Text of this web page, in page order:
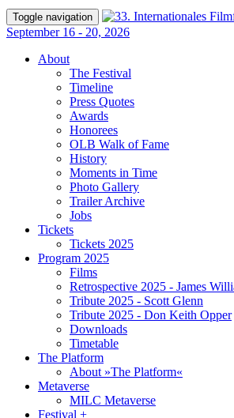
Toggle navigation
September 16 - 20, 2026
About
The Festival
Timeline
Press Quotes
Awards
Honorees
OLB Walk of Fame
History
Moments in Time
Photo Gallery
Trailer Archive
Jobs
Tickets
Tickets 2025
Program 2025
Films
Retrospective 2025 - James
Tribute 2025 - Scott Glenn
Tribute 2025 - Don Keith Opper
Downloads
Timetable
The Platform
About »The Platform«
Metaverse
MILC Metaverse
Festival +